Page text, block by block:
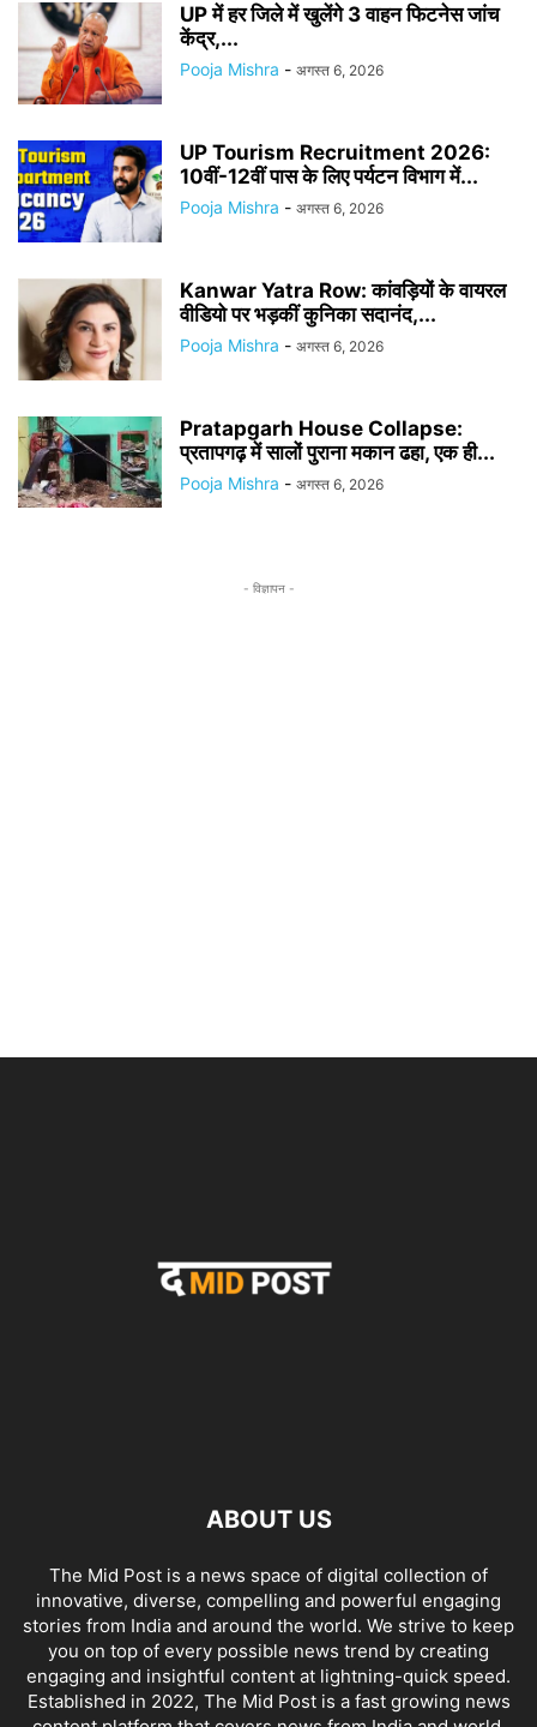
UP में हर जिले में खुलेंगे 3 वाहन फिटनेस जांच
केंद्र,...
Pooja Mishra - अगस्त 6, 2026
UP Tourism Recruitment 2026:
10वीं-12वीं पास के लिए पर्यटन विभाग में...
Pooja Mishra - अगस्त 6, 2026
Kanwar Yatra Row: कांवड़ियों के वायरल
वीडियो पर भड़कीं कुनिका सदानंद,...
Pooja Mishra - अगस्त 6, 2026
Pratapgarh House Collapse:
प्रतापगढ़ में सालों पुराना मकान ढहा, एक ही...
Pooja Mishra - अगस्त 6, 2026
- विज्ञापन -
ABOUT US
The Mid Post is a news space of digital collection of
innovative, diverse, compelling and powerful engaging
stories from India and around the world. We strive to keep
you on top of every possible news trend by creating
engaging and insightful content at lightning-quick speed.
Established in 2022, The Mid Post is a fast growing news